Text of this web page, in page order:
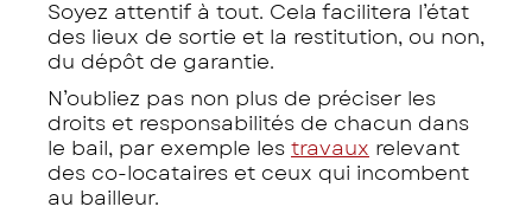
Soyez attentif à tout. Cela facilitera l’état
des lieux de sortie et la restitution, ou non,
du dépôt de garantie.
N’oubliez pas non plus de préciser les
droits et responsabilités de chacun dans
le bail, par exemple les travaux relevant
des co-locataires et ceux qui incombent
au bailleur.